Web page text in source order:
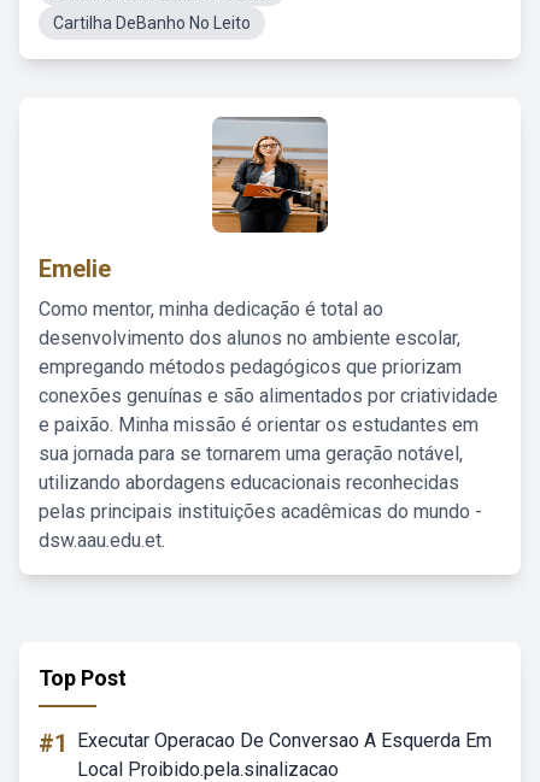
Cartilha DeBanho No Leito
Emelie
Como mentor, minha dedicação é total ao
desenvolvimento dos alunos no ambiente escolar,
empregando métodos pedagógicos que priorizam
conexões genuínas e são alimentados por criatividade
e paixão. Minha missão é orientar os estudantes em
sua jornada para se tornarem uma geração notável,
utilizando abordagens educacionais reconhecidas
pelas principais instituições acadêmicas do mundo -
dsw.aau.edu.et.
Top Post
#1
Executar Operacao De Conversao A Esquerda Em
Local Proibido.pela.sinalizacao